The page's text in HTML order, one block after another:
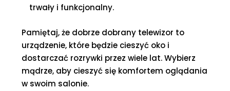
trwały i funkcjonalny.
Pamiętaj, że dobrze dobrany telewizor to
urządzenie, które będzie cieszyć oko i
dostarczać rozrywki przez wiele lat. Wybierz
mądrze, aby cieszyć się komfortem oglądania
w swoim salonie.